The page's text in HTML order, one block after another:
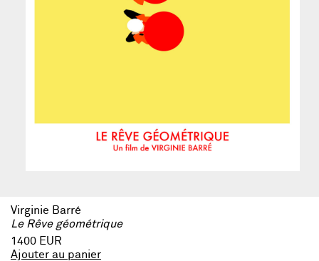
Virginie Barré
Le Rêve géométrique
1400 EUR
Ajouter au panier